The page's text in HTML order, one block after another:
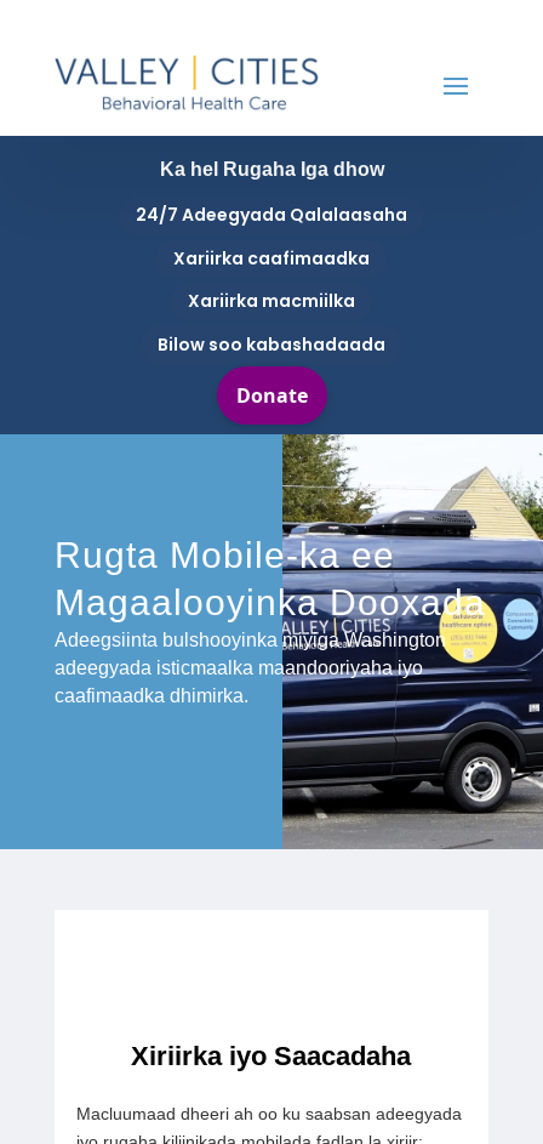
Ka hel Rugaha Iga dhow
24/7 Adeegyada Qalalaasaha
Xariirka caafimaadka
Xariirka macmiilka
Bilow soo kabashadaada
Rugta Mobile-ka ee
Magaalooyinka Dooxada
Adeegsiinta bulshooyinka miyiga Washington
adeegyada isticmaalka maandooriyaha iyo
caafimaadka dhimirka.
Xiriirka iyo Saacadaha
Macluumaad dheeri ah oo ku saabsan adeegyada